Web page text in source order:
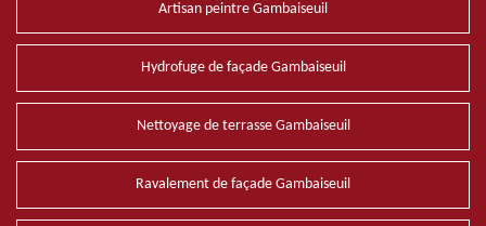
Artisan peintre Gambaiseuil
Hydrofuge de façade Gambaiseuil
Nettoyage de terrasse Gambaiseuil
Ravalement de façade Gambaiseuil